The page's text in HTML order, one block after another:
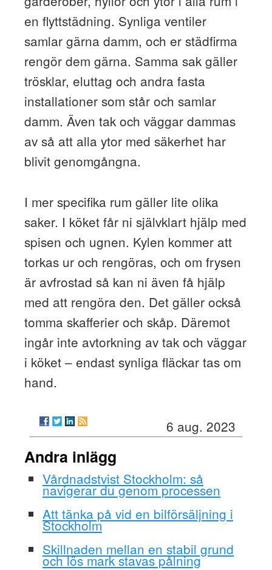
en flyttstädning. Synliga ventiler
samlar gärna damm, och er städfirma
rengör dem gärna. Samma sak gäller
trösklar, eluttag och andra fasta
installationer som står och samlar
damm. Även tak och väggar dammas
av så att alla ytor med säkerhet har
blivit genomgångna.
I mer specifika rum gäller lite olika
saker. I köket får ni självklart hjälp med
spisen och ugnen. Kylen kommer att
torkas ur och rengöras, och om frysen
är avfrostad så kan ni även få hjälp
med att rengöra den. Det gäller också
tomma skafferier och skåp. Däremot
ingår inte avtorkning av tak och väggar
i köket – endast synliga fläckar tas om
hand.
6 aug. 2023
Andra inlägg
Vårdnadstvist Stockholm: så
navigerar du genom processen
Att tänka på vid en bilförsäljning i
Stockholm
Skillnaden mellan en stabil grund
och lös mark stavas pålning